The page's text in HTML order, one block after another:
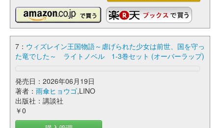
7： ウィズレイン王国物語～虐げられた少女は前世、国を守っ
た竜でした～ ライトノベル 1-3巻セット (オーバーラップ)
発売日：2026年06月19日
著者： 雨傘ヒョウゴ,LINO
出版社：講談社
￥0